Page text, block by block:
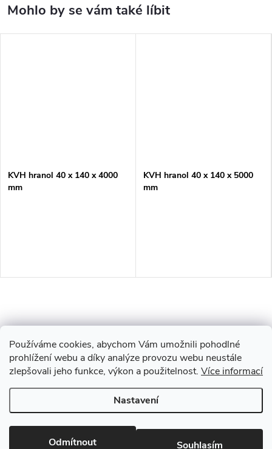
Používáme cookies, abychom Vám umožnili pohodlné
prohlížení webu a díky analýze provozu webu neustále
zlepšovali jeho funkce, výkon a použitelnost. Více informací
Nastavení
Odmítnout Souhlasím
KVH hranol 40 x 140 x 4000
mm
KVH hranol 40 x 140 x 5000
mm
Z
á
Drevobis Horoměřice. Všechna práva vyhrazena.
nastavení cookies